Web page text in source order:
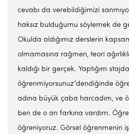
cevabı da verebildiğimizi
haksız bulduğumu söylemek de
Okulda aldığımız derslerin
olmamasına rağmen, teori
kaldığı bir gerçek. Yaptığım
öğrenmiyorsunuz”dendiğinde
adına büyük çaba harcadım, ve
ben de o an farkına vardım.
öğreniyoruz. Görsel öğrenmenin